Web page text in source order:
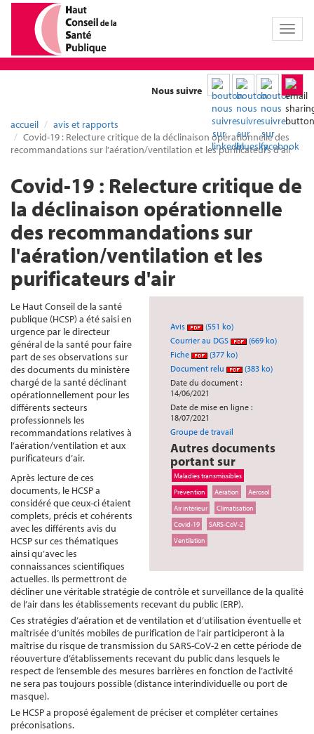
Toggle
Nous suivre
accueil
avis et rapports
Covid-19 : Relecture critique de la déclinaison opérationnelle des
recommandations sur l'aération/ventilation et les purificateurs d'air
Covid-19 : Relecture critique de
la déclinaison opérationnelle
des recommandations sur
l'aération/ventilation et les
purificateurs d'air
Avis
(551 ko)
Courrier au DGS
(669 ko)
Fiche
(377 ko)
Document relu
(383 ko)
Date du document :
14/06/2021
Date de mise en ligne :
18/07/2021
Groupe de travail
Autres documents
portant sur
Maladies transmissibles
Prévention
Aération
Aérosol
Air intérieur
Climatisation
Covid-19
SARS-CoV-2
Ventilation
Le Haut Conseil de la santé
publique (HCSP) a été saisi en
urgence par le directeur
général de la santé pour faire
part de ses observations sur
des documents du ministère
chargé de la santé déclinant
opérationnellement pour les
différents secteurs
professionnels les
recommandations relatives à
l’aération/ventilation et aux
purificateurs d’air.
Après lecture de ces
documents, le HCSP a
considéré que ceux-ci étaient
complets, précis et cohérents
avec les différents avis du
HCSP sur ces thématiques
ainsi qu’avec les
connaissances scientifiques
actuelles. Ils permettront de
décliner une véritable stratégie de contrôle et surveillance de la qualité
de l’air dans les établissements recevant du public (ERP).
Ces stratégies d’aération et de ventilation et d’utilisation éventuelle et
maîtrisée d’unités mobiles de purification de l’air participeront à la
maîtrise du risque de transmission du SARS-CoV-2 en cette période de
réouverture d’établissements recevant du public dans lesquels le
respect de l’ensemble des mesures barrières en fonction de l’activité
ne sera pas toujours possible (distance interindividuelle ou port de
masque).
Le HCSP a proposé également de préciser et compléter certaines
préconisations.